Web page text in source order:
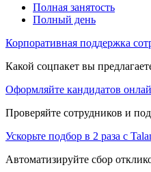
Полная занятость
Полный день
Корпоративная поддержка
Какой соцпакет вы
Оформляйте кандидатов
Проверяйте сотрудников и
Ускорьте подбор в 2 раза с
Автоматизируйте сбор